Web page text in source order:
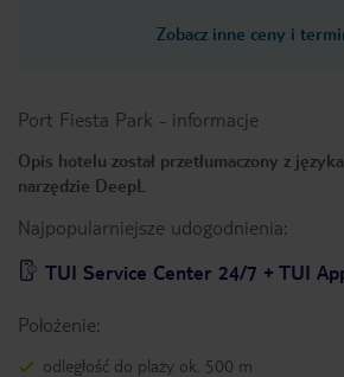
Zobacz inne ceny i
Port Fiesta Park - informacje
Opis hotelu został przetłumaczony z
narzędzie DeepL
Najpopularniejsze udogodnienia:
TUI Service Center 24/7 + TUI
Położenie:
odległość do plaży ok. 500 m